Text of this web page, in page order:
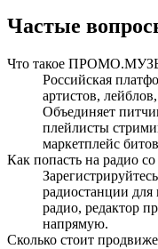
Частые
Что такое
Российская
артистов,
Объединяет
плейлисты
маркетплейс
Как попасть на радио
радиостанции для
радио, редактор
напрямую.
Сколько стоит